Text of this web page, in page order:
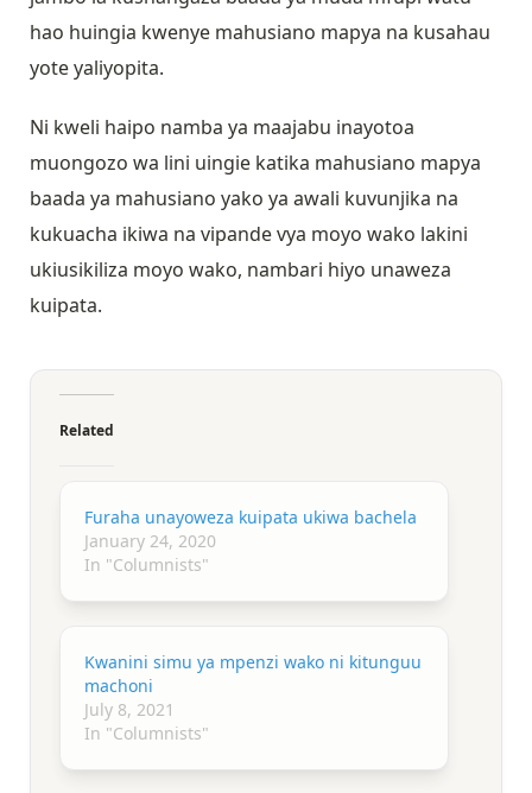
hao huingia kwenye mahusiano mapya na kusahau
yote yaliyopita.
Ni kweli haipo namba ya maajabu inayotoa
muongozo wa lini uingie katika mahusiano mapya
baada ya mahusiano yako ya awali kuvunjika na
kukuacha ikiwa na vipande vya moyo wako lakini
ukiusikiliza moyo wako, nambari hiyo unaweza
kuipata.
Related
Furaha unayoweza kuipata ukiwa bachela
January 24, 2020
In "Columnists"
Kwanini simu ya mpenzi wako ni kitunguu
machoni
July 8, 2021
In "Columnists"